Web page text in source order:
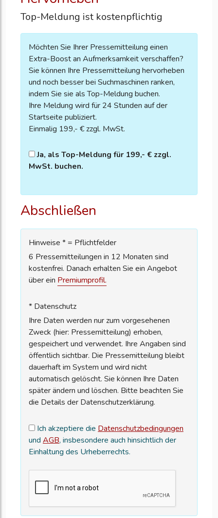
Top-Meldung ist kostenpflichtig
Möchten Sie Ihrer Pressemitteilung einen
Extra-Boost an Aufmerksamkeit verschaffen?
Sie können Ihre Pressemitteilung hervorheben
und noch besser bei Suchmaschinen ranken,
indem Sie sie als Top-Meldung buchen.
Ihre Meldung wird für 24 Stunden auf der
Startseite publiziert.
Einmalig 199,- € zzgl. MwSt.
Ja, als Top-Meldung für 199,- € zzgl.
MwSt. buchen.
Abschließen
Hinweise * = Pflichtfelder
6 Pressemitteilungen in 12 Monaten sind
kostenfrei. Danach erhalten Sie ein Angebot
über ein Premiumprofil.
* Datenschutz
Ihre Daten werden nur zum vorgesehenen
Zweck (hier: Pressemitteilung) erhoben,
gespeichert und verwendet. Ihre Angaben sind
öffentlich sichtbar. Die Pressemitteilung bleibt
dauerhaft im System und wird nicht
automatisch gelöscht. Sie können Ihre Daten
später ändern und löschen. Bitte beachten Sie
die Details der Datenschutzerklärung.
Ich akzeptiere die Datenschutzbedingungen
und AGB, insbesondere auch hinsichtlich der
Einhaltung des Urheberrechts.